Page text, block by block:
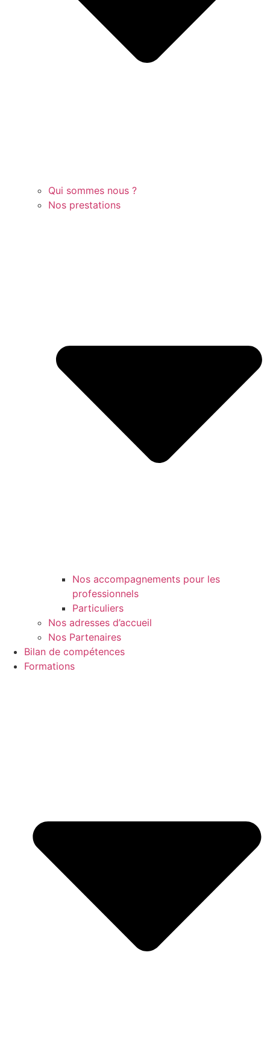
Qui sommes nous ?
Nos prestations
Nos accompagnements pour les
professionnels
Particuliers
Nos adresses d’accueil
Nos Partenaires
Bilan de compétences
Formations